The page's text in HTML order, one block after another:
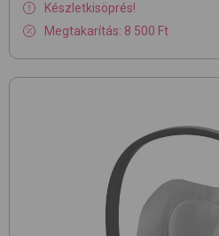
Készletkisöprés!
Megtakarítás: 8 500 Ft